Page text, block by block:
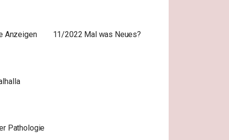
Anzeigen 11/2022 Mal was Neues?
Pathologie